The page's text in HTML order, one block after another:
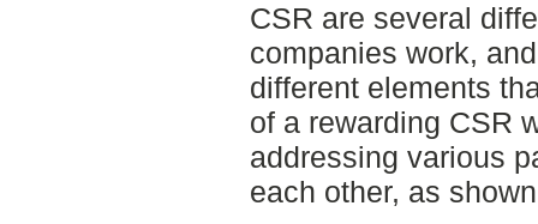
CSR are several
companies work,
different elements
of a rewarding CSR
addressing various
each other, as